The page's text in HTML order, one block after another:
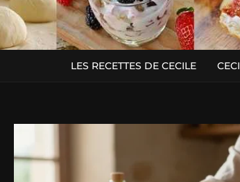
LES RECETTES DE CECILE